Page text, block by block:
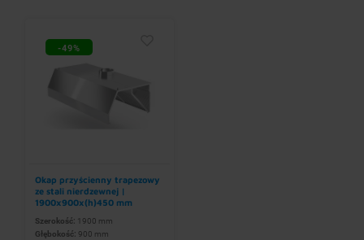
-49%
Okap przyścienny trapezowy
ze stali nierdzewnej |
1900x900x(h)450 mm
Szerokość: 1900 mm
Głębokość: 900 mm